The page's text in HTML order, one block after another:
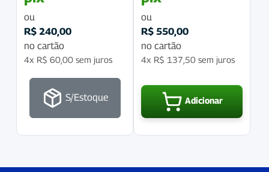
ou
R$ 240,00
no cartão
4x R$ 60,00 sem juros
S/Estoque
ou
R$ 550,00
no cartão
4x R$ 137,50 sem juros
Adicionar